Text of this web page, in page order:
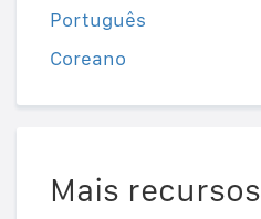
Português
Coreano
Mais recursos